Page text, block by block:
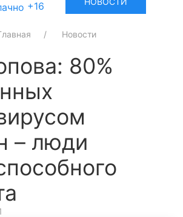
+16
Новости
80%
– люди